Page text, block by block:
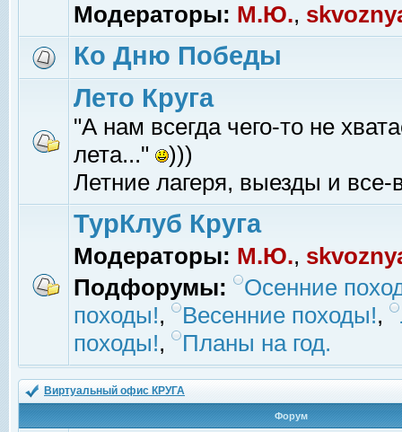
Модераторы: М.Ю.,
Ко Дню Победы
Лето Круга
"А нам всегда чего-то не
лета..."
)))
Летние лагеря, выезды и все-
ТурКлуб Круга
Модераторы: М.Ю.,
Подфорумы:
Осенние
походы!, Весенние походы!,
походы!, Планы на год.
Виртуальный офис КРУГА
Форум